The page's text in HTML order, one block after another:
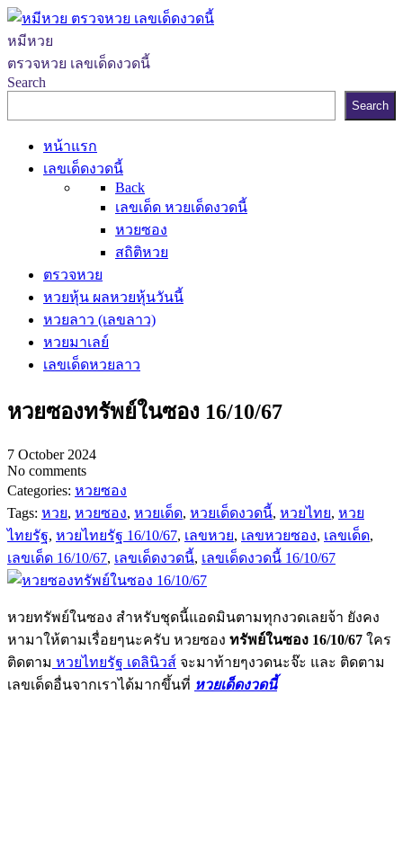
หมีหวย
ตรวจหวย เลขเด็ดงวดนี้
Search
Search
หน้าแรก
เลขเด็ดงวดนี้
Back
เลขเด็ด หวยเด็ดงวดนี้
หวยซอง
สถิติหวย
ตรวจหวย
หวยหุ้น ผลหวยหุ้นวันนี้
หวยลาว (เลขลาว)
หวยมาเลย์
เลขเด็ดหวยลาว
หวยซองทรัพย์ในซอง 16/10/67
7 October 2024
No comments
Categories: หวยซอง
Tags: หวย, หวยซอง, หวยเด็ด, หวยเด็ดงวดนี้, หวยไทย, หวย
ไทยรัฐ, หวยไทยรัฐ 16/10/67, เลขหวย, เลขหวยซอง, เลขเด็ด,
เลขเด็ด 16/10/67, เลขเด็ดงวดนี้, เลขเด็ดงวดนี้ 16/10/67
หวยทรัพย์ในซอง สำหรับชุดนี้แอดมินตามทุกงวดเลยจ้า ยังคง
หามาให้ตามเรื่อยๆนะครับ หวยซอง ทรัพย์ในซอง 16/10/67 ใคร
ติดตาม หวยไทยรัฐ เดลินิวส์ จะมาท้ายๆงวดนะจ๊ะ และ ติดตาม
เลขเด็ดอื่นจากเราได้มากขึ้นที่ หวยเด็ดงวดนี้